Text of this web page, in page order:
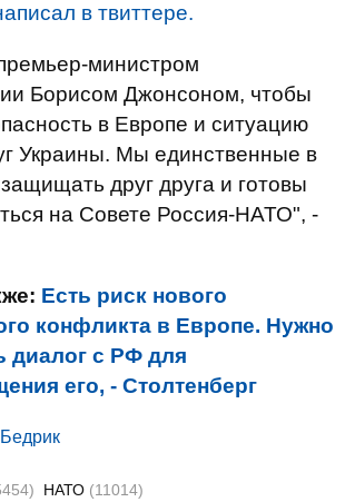
в твиттере.
министром
Борисом Джонсоном, чтобы
в Европе и ситуацию
Украины. Мы единственные в
друг друга и готовы
на Совете Россия-НАТО", -
Есть риск нового
конфликта в Европе. Нужно
диалог с РФ для
его, - Столтенберг
НАТО (11014)